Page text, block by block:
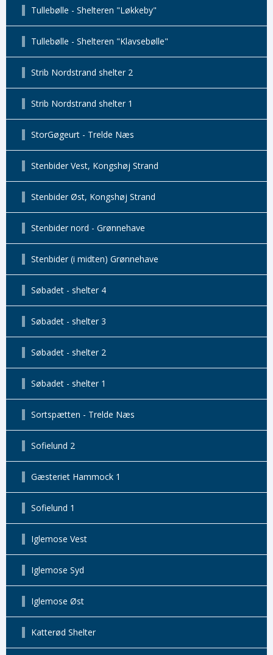
Tullebølle - Shelteren "Løkkeby"
Tullebølle - Shelteren "Klavsebølle"
Strib Nordstrand shelter 2
Strib Nordstrand shelter 1
StorGøgeurt - Trelde Næs
Stenbider Vest, Kongshøj Strand
Stenbider Øst, Kongshøj Strand
Stenbider nord - Grønnehave
Stenbider (i midten) Grønnehave
Søbadet - shelter 4
Søbadet - shelter 3
Søbadet - shelter 2
Søbadet - shelter 1
Sortspætten - Trelde Næs
Sofielund 2
Gæsteriet Hammock 1
Sofielund 1
Iglemose Vest
Iglemose Syd
Iglemose Øst
Katterød Shelter